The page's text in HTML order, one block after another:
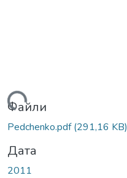
Файли
Pedchenko.pdf(291,16 KB)
Дата
2011